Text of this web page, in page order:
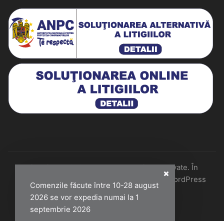
Comenzile făcute între 10-28 august
2026 se vor expedia numai la 1
septembrie 2026
Historiarum 2026 - Toate drepturile rezervate. În
colaborare cu Perfect Pixel & Mentenanță WordPress